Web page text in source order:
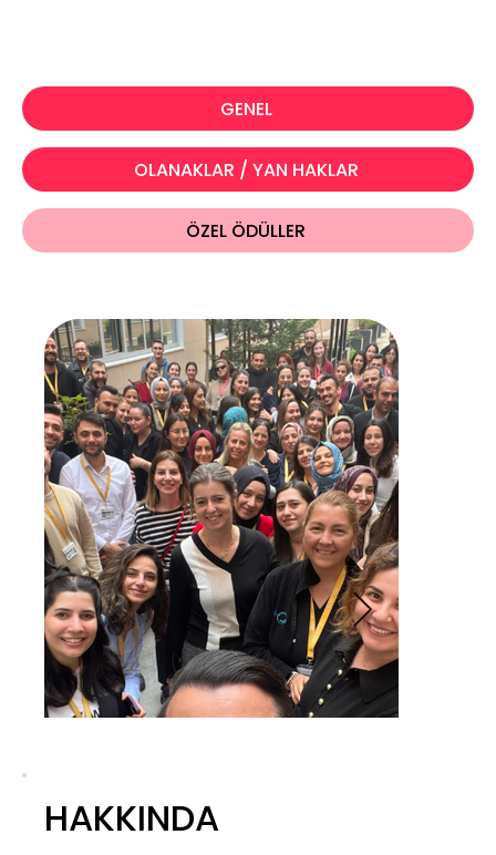
GENEL
OLANAKLAR / YAN HAKLAR
ÖZEL ÖDÜLLER
HAKKINDA